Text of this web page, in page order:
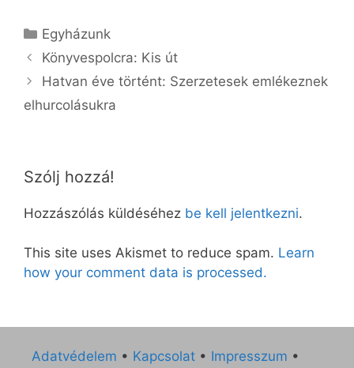
Kategória
Egyházunk
Könyvespolcra: Kis út
Hatvan éve történt: Szerzetesek emlékeznek
elhurcolásukra
Szólj hozzá!
Hozzászólás küldéséhez be kell jelentkezni.
This site uses Akismet to reduce spam. Learn
how your comment data is processed.
Adatvédelem • Kapcsolat • Impresszum •